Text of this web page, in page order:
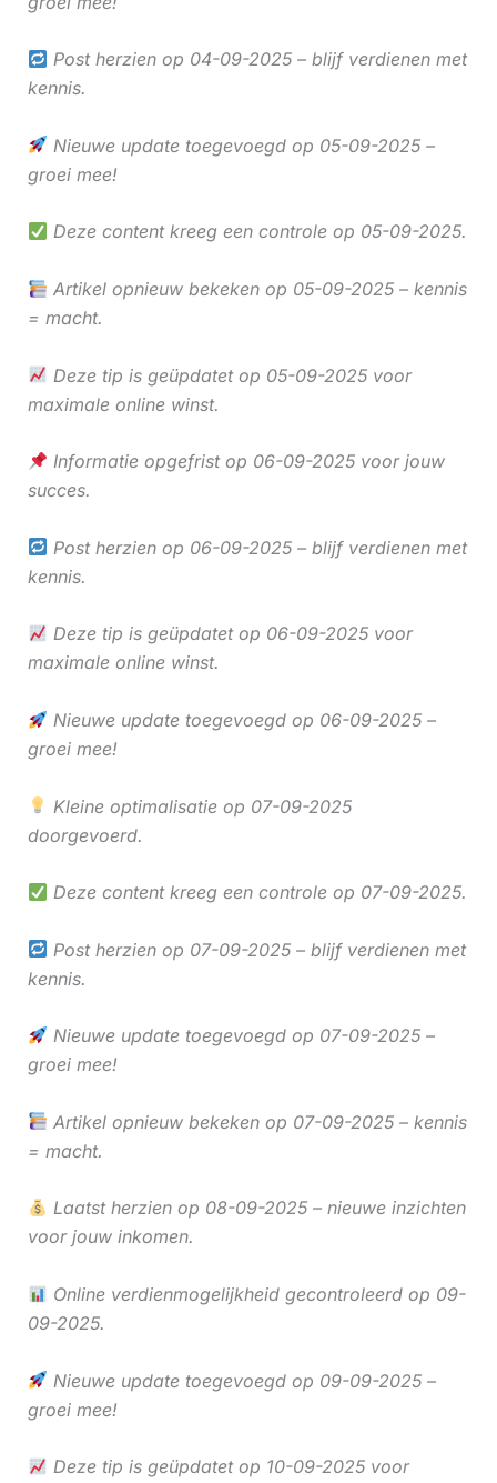
Post herzien op 04-09-2025 – blijf verdienen met
kennis.
Nieuwe update toegevoegd op 05-09-2025 –
groei mee!
Deze content kreeg een controle op 05-09-2025.
Artikel opnieuw bekeken op 05-09-2025 – kennis
= macht.
Deze tip is geüpdatet op 05-09-2025 voor
maximale online winst.
Informatie opgefrist op 06-09-2025 voor jouw
succes.
Post herzien op 06-09-2025 – blijf verdienen met
kennis.
Deze tip is geüpdatet op 06-09-2025 voor
maximale online winst.
Nieuwe update toegevoegd op 06-09-2025 –
groei mee!
Kleine optimalisatie op 07-09-2025
doorgevoerd.
Deze content kreeg een controle op 07-09-2025.
Post herzien op 07-09-2025 – blijf verdienen met
kennis.
Nieuwe update toegevoegd op 07-09-2025 –
groei mee!
Artikel opnieuw bekeken op 07-09-2025 – kennis
= macht.
Laatst herzien op 08-09-2025 – nieuwe inzichten
voor jouw inkomen.
Online verdienmogelijkheid gecontroleerd op 09-
09-2025.
Nieuwe update toegevoegd op 09-09-2025 –
groei mee!
Deze tip is geüpdatet op 10-09-2025 voor